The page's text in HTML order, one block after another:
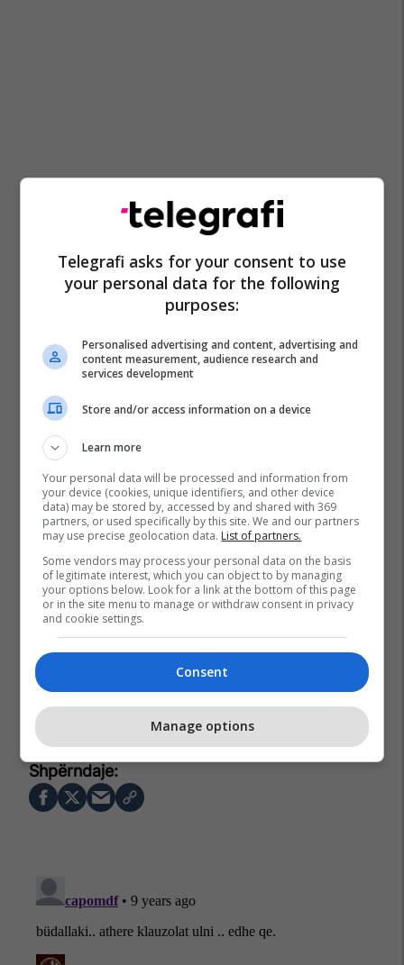
La Liga Transferimet
Neymar
Telegrafi asks for your consent to use
your personal data for the following
purposes:
Personalised advertising and content, advertising and
content measurement, audience research and
services development
Store and/or access information on a device
Learn more
Your personal data will be processed and information from
your device (cookies, unique identifiers, and other device
data) may be stored by, accessed by and shared with 369
partners, or used specifically by this site. We and our partners
may use precise geolocation data. List of partners.
Some vendors may process your personal data on the basis
of legitimate interest, which you can object to by managing
your options below. Look for a link at the bottom of this page
or in the site menu to manage or withdraw consent in privacy
and cookie settings.
Consent
Manage options